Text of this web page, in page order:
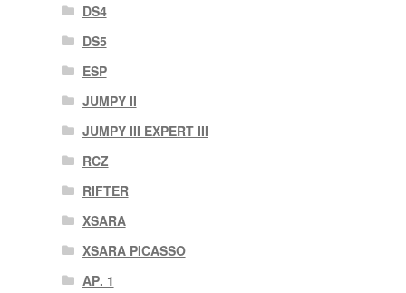
DS4
DS5
ESP
JUMPY II
JUMPY III EXPERT III
RCZ
RIFTER
XSARA
XSARA PICASSO
ΑΡ. 1